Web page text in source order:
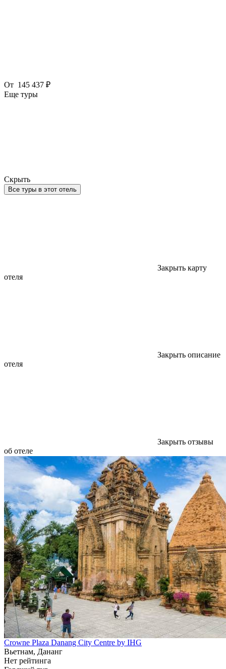
От 145 437 ₽
Еще туры
Скрыть
Все туры в этот отель
Закрыть карту
отеля
Закрыть описание
отеля
Закрыть отзывы
об отеле
Crowne Plaza Danang City Centre by IHG
Вьетнам, Дананг
Нет рейтинга